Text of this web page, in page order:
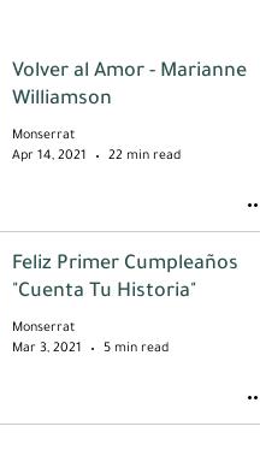
Volver al Amor - Marianne
Williamson
Monserrat
Apr 14, 2021
22 min read
Feliz Primer Cumpleaños
"Cuenta Tu Historia"
Monserrat
Mar 3, 2021
5 min read